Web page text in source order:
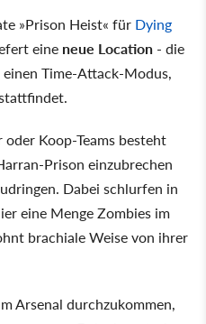
»Prison Heist« für Dying
eine neue Location - die
Time-Attack-Modus,
Koop-Teams besteht
Prison einzubrechen
Dabei schlurfen in
eine Menge Zombies im
brachiale Weise von ihrer
Arsenal durchzukommen,